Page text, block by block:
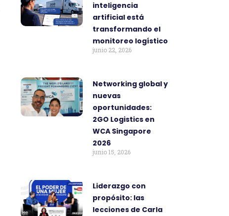
inteligencia
artificial está
transformando el
monitoreo logístico
junio 22, 2026
Networking global y
nuevas
oportunidades:
2GO Logistics en
WCA Singapore
2026
junio 15, 2026
Liderazgo con
propósito: las
lecciones de Carla